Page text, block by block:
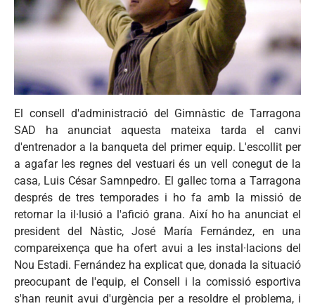
El consell d'administració del Gimnàstic de Tarragona
SAD ha anunciat aquesta mateixa tarda el canvi
d'entrenador a la banqueta del primer equip. L'escollit per
a agafar les regnes del vestuari és un vell conegut de la
casa, Luis César Samnpedro. El gallec torna a Tarragona
després de tres temporades i ho fa amb la missió de
retornar la il·lusió a l'afició grana. Així ho ha anunciat el
president del Nàstic, José María Fernández, en una
compareixença que ha ofert avui a les instal·lacions del
Nou Estadi. Fernández ha explicat que, donada la situació
preocupant de l'equip, el Consell i la comissió esportiva
s'han reunit avui d'urgència per a resoldre el problema, i